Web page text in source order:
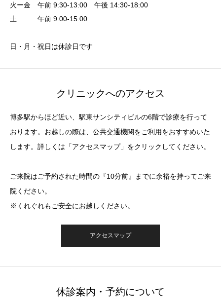
火ー金 午前 9:30-13:00 午後 14:30-18:00
土 午前 9:00-15:00
日・月・祝日は休診日です
クリニックへのアクセス
博多駅からほど近い、駅東サンシティビルの6階で診療を行って
おります。お越しの際は、公共交通機関をご利用をおすすめいた
します。詳しくは「アクセスマップ」をクリックしてください。
ご来院はご予約された時間の『10分前』までに余裕を持ってご来
院ください。
※くれぐれもご安全にお越しください。
アクセスマップ
休診案内・予約について